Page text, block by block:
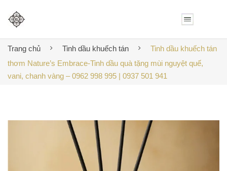
Trang chủ Tinh dầu khuếch tán
Tinh dầu khuếch tán
thơm Nature’s Embrace-Tinh dầu quà tặng mùi nguyệt quế,
vani, chanh vàng – 0962 998 995 | 0937 501 941